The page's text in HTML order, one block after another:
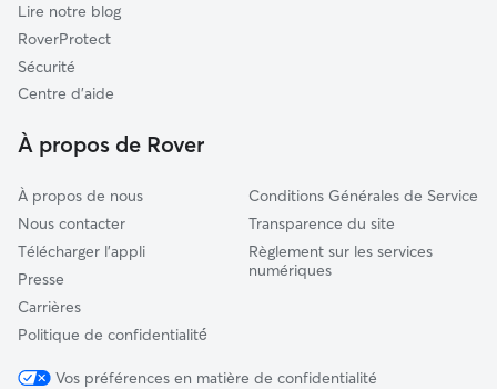
Senonches
Évreux
Radon
Saint-Lubin-des-Joncherets
Lire notre blog
RoverProtect
Sécurité
Centre d'aide
À propos de Rover
À propos de nous
Nous contacter
Télécharger l'appli
Presse
Carrières
Politique de confidentialité́
Conditions Générales de Service
Transparence du site
Règlement sur les services
numériques
Vos préférences en matière de confidentialité